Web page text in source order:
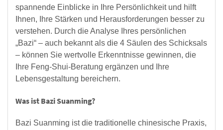
spannende Einblicke in Ihre Persönlichkeit und hilft
Ihnen, Ihre Stärken und Herausforderungen besser zu
verstehen. Durch die Analyse Ihres persönlichen
„Bazi“ – auch bekannt als die 4 Säulen des Schicksals
– können Sie wertvolle Erkenntnisse gewinnen, die
Ihre Feng-Shui-Beratung ergänzen und Ihre
Lebensgestaltung bereichern.
Was ist Bazi Suanming?
Bazi Suanming ist die traditionelle chinesische Praxis,